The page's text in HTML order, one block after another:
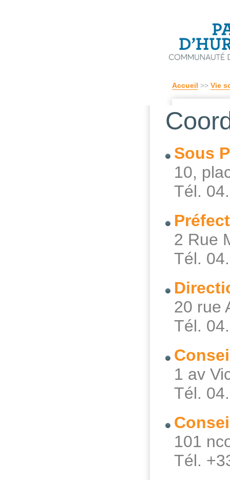
Accueil >> Vie
Sous
10,
Tél.
2 Rue
Tél.
20 rue
Tél.
1 av
Tél.
101
Tél.